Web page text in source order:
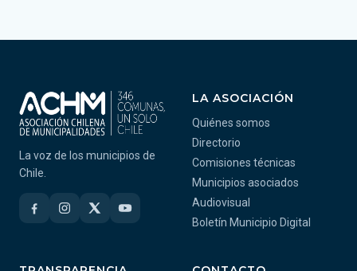
La voz de los municipios de
Chile.
LA ASOCIACIÓN
Quiénes somos
Directorio
Comisiones técnicas
Municipios asociados
Audiovisual
Boletín Municipio Digital